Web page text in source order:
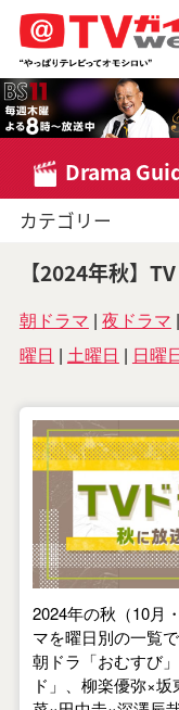
Drama
カテゴリー
【2024年秋】
朝ドラマ | 夜ドラマ |
曜日 | 土曜日 | 日曜
2024年の秋（10月
マを曜日別の一覧
朝ドラ「おむすび
ド」、柳楽優弥×